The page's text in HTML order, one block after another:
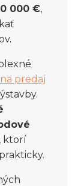
000 €,
predaj
ktorí